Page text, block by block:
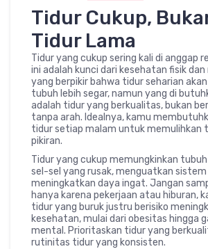
Tidur Cukup,
Tidur Lama
Tidur yang cukup sering kali di anggap
ini adalah kunci dari kesehatan fisik
yang berpikir bahwa tidur seharian
tubuh lebih segar, namun yang di
adalah tidur yang berkualitas, bukan
tanpa arah. Idealnya, kamu
tidur setiap malam untuk memulihkan
pikiran.
Tidur yang cukup memungkinkan
sel-sel yang rusak, menguatkan sistem
meningkatkan daya ingat. Jangan
hanya karena pekerjaan atau hiburan,
tidur yang buruk justru berisiko
kesehatan, mulai dari obesitas hingga
mental. Prioritaskan tidur yang
rutinitas tidur yang konsisten.